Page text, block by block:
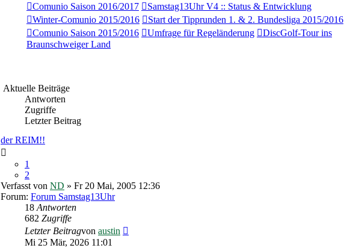
Comunio Saison 2016/2017
Samstag13Uhr V4 :: Status & Entwicklung
Winter-Comunio 2015/2016
Start der Tipprunden 1. & 2. Bundesliga 2015/2016
Comunio Saison 2015/2016
Umfrage für Regeländerung
DiscGolf-Tour ins
Braunschweiger Land
Aktuelle Beiträge
Antworten
Zugriffe
Letzter Beitrag
der REIM!!
1
2
Verfasst von ND » Fr 20 Mai, 2005 12:36
Forum: Forum Samstag13Uhr
18 Antworten
682 Zugriffe
Letzter Beitragvon austin
Mi 25 Mär, 2026 11:01